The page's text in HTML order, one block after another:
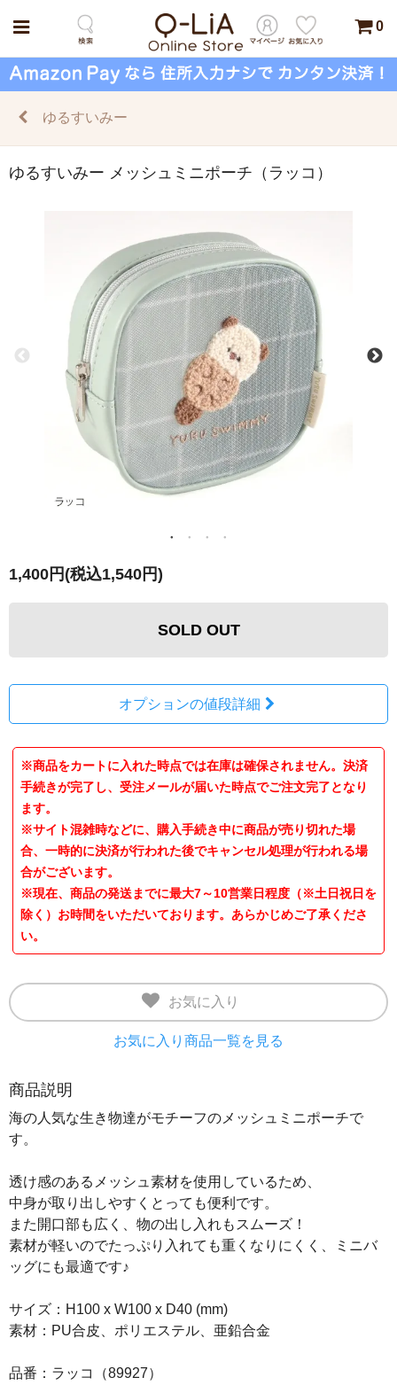
0
ゆるすいみー
ゆるすいみー メッシュミニポーチ（ラッコ）
1,400円(税込1,540円)
SOLD OUT
オプションの値段詳細
※商品をカートに入れた時点では在庫は確保されません。決済
手続きが完了し、受注メールが届いた時点でご注文完了となり
ます。
※サイト混雑時などに、購入手続き中に商品が売り切れた場
合、一時的に決済が行われた後でキャンセル処理が行われる場
合がございます。
※現在、商品の発送までに最大7～10営業日程度（※土日祝日を
除く）お時間をいただいております。あらかじめご了承くださ
い。
お気に入り
お気に入り商品一覧を見る
商品説明
海の人気な生き物達がモチーフのメッシュミニポーチで
す。
透け感のあるメッシュ素材を使用しているため、
中身が取り出しやすくとっても便利です。
また開口部も広く、物の出し入れもスムーズ！
素材が軽いのでたっぷり入れても重くなりにくく、ミニバ
ッグにも最適です♪
サイズ：H100 x W100 x D40 (mm)
素材：PU合皮、ポリエステル、亜鉛合金
品番：ラッコ（89927）